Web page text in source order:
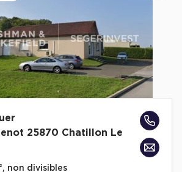
25870 Chatillon Le
non divisibles